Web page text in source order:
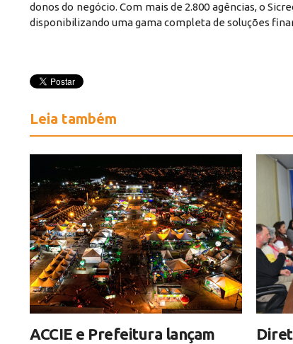
donos do negócio. Com mais de 2.800 agências, o
disponibilizando uma gama completa de soluções
Leia também
ACCIE e Prefeitura lançam